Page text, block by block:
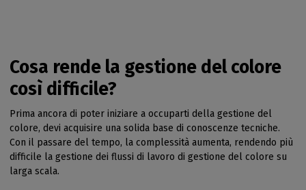
Cosa rende la gestione del colore
così difficile?
Prima ancora di poter iniziare a occuparti della gestione del
colore, devi acquisire una solida base di conoscenze tecniche.
Con il passare del tempo, la complessità aumenta, rendendo più
difficile la gestione dei flussi di lavoro di gestione del colore su
larga scala.